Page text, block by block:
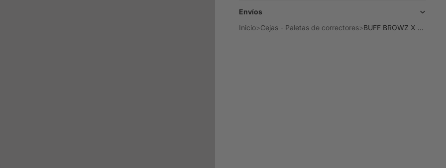
Envíos
Inicio Cejas - Paletas de correctores BUFF BROWZ X CHÂTEAU DE BELLE - «Brows But Make It Art» x Paleta